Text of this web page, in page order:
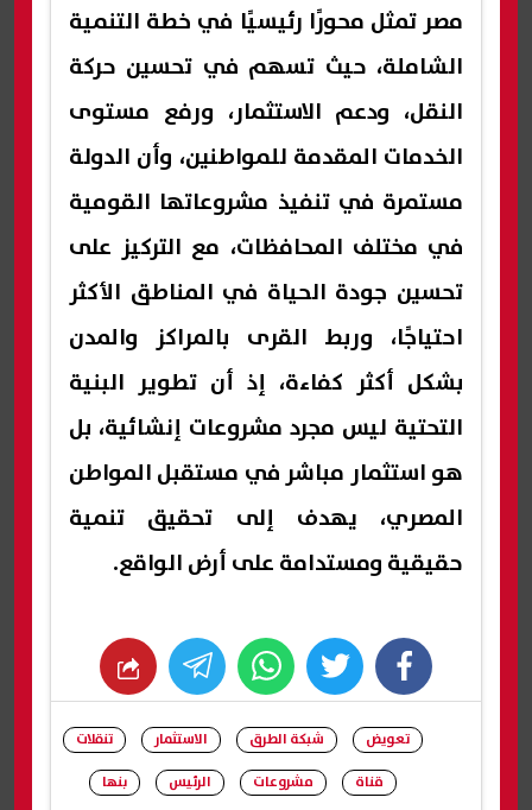
مصر تمثل محورًا رئيسيًا في خطة التنمية
الشاملة، حيث تسهم في تحسين حركة
النقل، ودعم الاستثمار، ورفع مستوى
الخدمات المقدمة للمواطنين، وأن الدولة
مستمرة في تنفيذ مشروعاتها القومية
في مختلف المحافظات، مع التركيز على
تحسين جودة الحياة في المناطق الأكثر
احتياجًا، وربط القرى بالمراكز والمدن
بشكل أكثر كفاءة، إذ أن تطوير البنية
التحتية ليس مجرد مشروعات إنشائية، بل
هو استثمار مباشر في مستقبل المواطن
المصري، يهدف إلى تحقيق تنمية
حقيقية ومستدامة على أرض الواقع.
facebook
twitter
whats
تعويض شبكة الطرق الاستثمار
تنقلات
قناة
مشروعات الرئيس
بنها